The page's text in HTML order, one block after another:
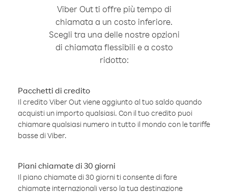
Viber Out ti offre più tempo di
chiamata a un costo inferiore.
Scegli tra una delle nostre opzioni
di chiamata flessibili e a costo
ridotto:
Pacchetti di credito
Il credito Viber Out viene aggiunto al tuo saldo quando
acquisti un importo qualsiasi. Con il tuo credito puoi
chiamare qualsiasi numero in tutto il mondo con le tariffe
basse di Viber.
Piani chiamate di 30 giorni
Il piano chiamate di 30 giorni ti consente di fare
chiamate internazionali verso la tua destinazione